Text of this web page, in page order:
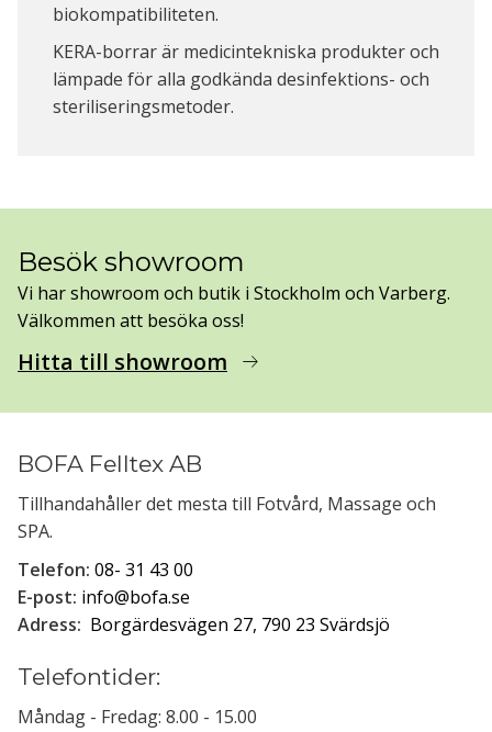
biokompatibiliteten.
KERA-borrar är medicintekniska produkter och
lämpade för alla godkända desinfektions- och
steriliseringsmetoder.
Besök showroom
Vi har showroom och butik i Stockholm och Varberg.
Välkommen att besöka oss!
Hitta till showroom arrow_right_alt
BOFA Felltex AB
Tillhandahåller det mesta till Fotvård, Massage och
SPA.
Telefon: 08- 31 43 00
E-post: info@bofa.se
Adress: Borgärdesvägen 27, 790 23 Svärdsjö
Telefontider:
Måndag - Fredag: 8.00 - 15.00